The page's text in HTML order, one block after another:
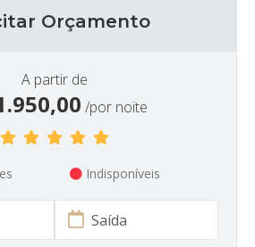
Orçamento
A partir de
/por noite
Indisponíveis